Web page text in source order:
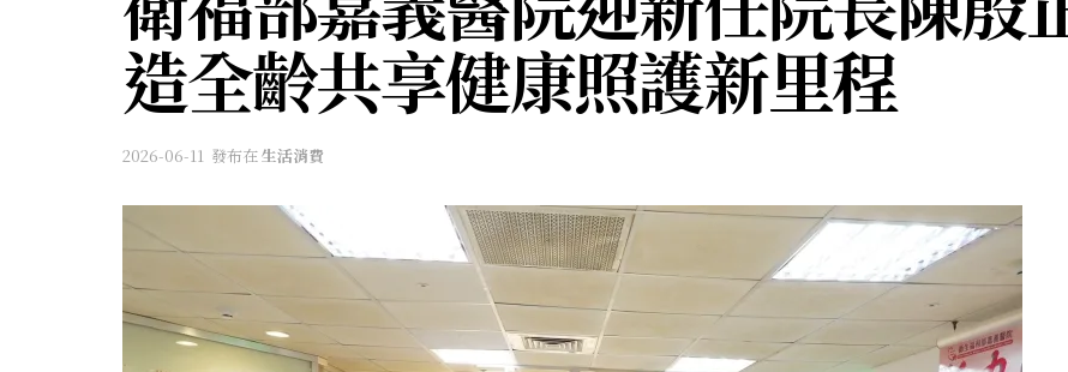
造全齡共享健康照護新里程
2026-06-11 發布在生活消費